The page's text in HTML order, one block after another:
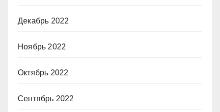
Декабрь 2022
Ноябрь 2022
Октябрь 2022
Сентябрь 2022